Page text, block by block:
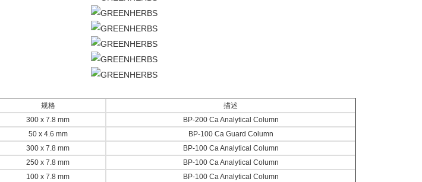
规格
描述
300 x 7.8 mm
BP-200 Ca Analytical Column
50 x 4.6 mm
BP-100 Ca Guard Column
300 x 7.8 mm
BP-100 Ca Analytical Column
250 x 7.8 mm
BP-100 Ca Analytical Column
100 x 7.8 mm
BP-100 Ca Analytical Column